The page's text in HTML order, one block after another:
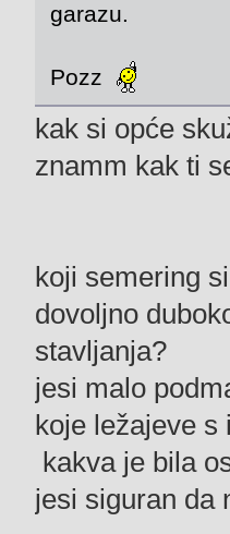
garazu.
Pozz
kak si opće
znamm kak ti
koji semering
dovoljno
stavljanja?
jesi malo
koje ležajeve s
kakva je bila
jesi siguran da